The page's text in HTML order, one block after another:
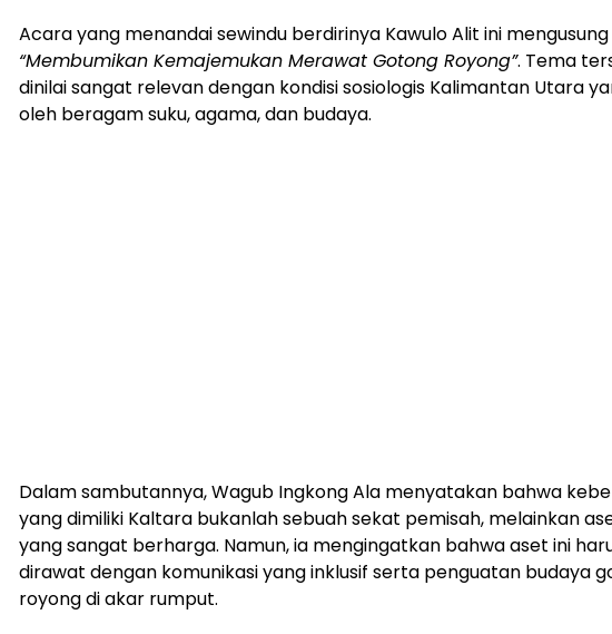
Acara yang menandai sewindu berdirinya Kawulo Alit ini
“Membumikan Kemajemukan Merawat Gotong Royong”. Tema
dinilai sangat relevan dengan kondisi sosiologis Kalimantan Utara
oleh beragam suku, agama, dan budaya.
Dalam sambutannya, Wagub Ingkong Ala menyatakan bahwa
yang dimiliki Kaltara bukanlah sebuah sekat pemisah, melainkan
yang sangat berharga. Namun, ia mengingatkan bahwa aset ini
dirawat dengan komunikasi yang inklusif serta penguatan budaya
royong di akar rumput.